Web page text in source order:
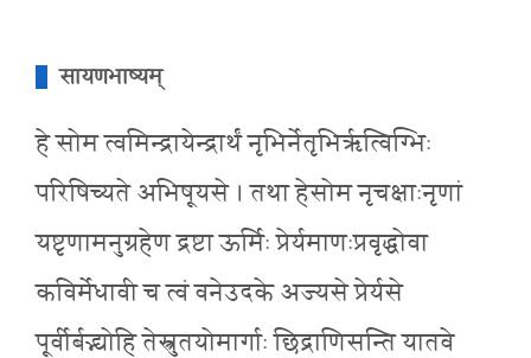
सायणभाष्यम्
हे सोम त्वमिन्द्रायेन्द्रार्थं नृभिर्नेतृभिरृत्विग्भिः
परिषिच्यते अभिषूयसे । तथा हेसोम नृचक्षाःनृणां
यष्टृणामनुग्रहेण द्रष्टा ऊर्मिः प्रेर्यमाणःप्रवृद्धोवा
कविर्मेधावी च त्वं वनेउदके अज्यसे प्रेर्यसे
पूर्वीर्बद्भ्योहि तेस्त्रुतयोमार्गाः छिद्राणिसन्ति यातवे